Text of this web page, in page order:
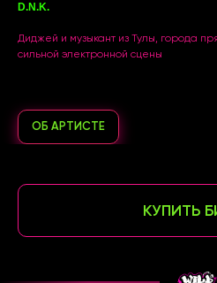
D.N.K.
Диджей и музыкант из Тулы, города
сильной электронной сцены
ОБ АРТИСТЕ
КУПИТЬ